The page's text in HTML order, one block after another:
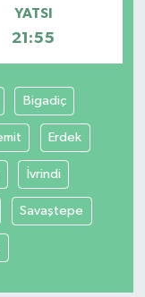
YATSI
21:55
Bigadiç
Erdek
İvrindi
Savaştepe